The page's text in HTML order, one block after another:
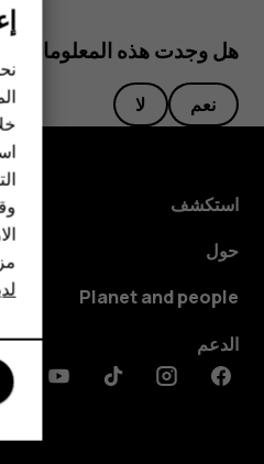
الهواتف الذكية
الهواتف
الأكسسوارات
HMD Terra M
HMD DUB
HMD Watch
للأعمال
هل وجدت هذه المعلومات
نعم لا
استكشف
حول
Planet and people
الدعم
Facebook
Instagram
Tiktok
Youtube